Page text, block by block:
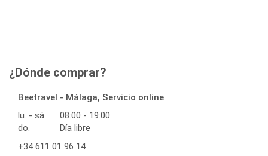
¿Dónde comprar?
Beetravel - Málaga, Servicio online
lu. - sá.
08:00 - 19:00
do.
Día libre
+34 611 01 96 14